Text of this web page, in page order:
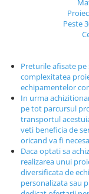
Fotbal si Handbal
Street Workout
Terenuri Multisport
Trasee Ninja
Echipamente fitness
Mese de jocuri
MOBILIER URBAN
Garduri/Imprejmuiri
Cosuri de gunoi
Peste
Preturile afisate
complexitatea
echipamentelor
In urma
pe tot parcursul
transportul
veti beneficia de
oricand va fi
Daca optati sa
realizarea unui
diversificata de
personalizata sau